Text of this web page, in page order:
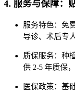
4. 服务与保障：
服务特色：免
导诊、术后专
质保服务：种
供 2-5 年质保
医保政策：基